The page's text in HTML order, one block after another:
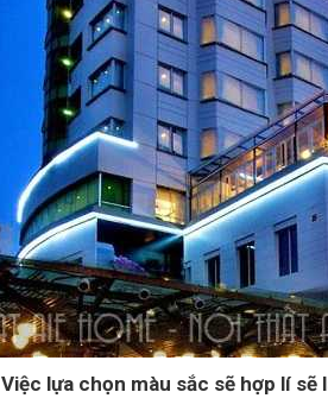
Việc lựa chọn màu sắc sẽ hợp lí